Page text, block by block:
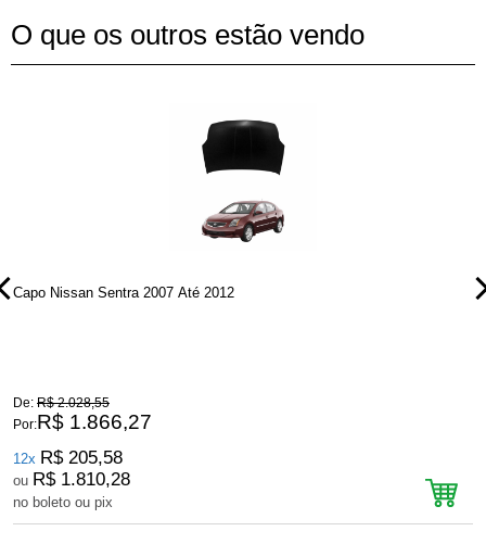
O que os outros estão vendo
Capo Nissan Sentra 2007 Até 2012
De: R$ 2.028,55
Por:R$ 1.866,27
12x R$ 205,58
ou R$ 1.810,28
no boleto ou pix